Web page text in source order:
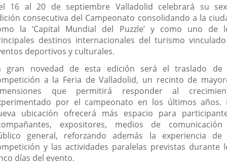
16 al 20 de septiembre Valladolid celebrará su
consecutiva del Campeonato consolidando a la
la ‘Capital Mundial del Puzzle’ y como uno de
destinos internacionales del turismo
deportivos y culturales.
gran novedad de esta edición será el traslado de
a la Feria de Valladolid, un recinto de
que permitirá responder al
por el campeonato en los últimos años.
ubicación ofrecerá más espacio para
expositores, medios de
general, reforzando además la experiencia de
y las actividades paralelas previstas durante
días del evento.